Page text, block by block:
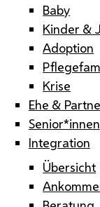
Baby
Kinder &
Adoption
Krise
Ehe &
Senior*innen
Integration
Übersicht